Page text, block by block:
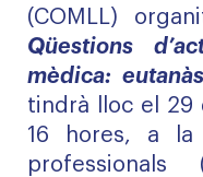
(COMLL)
Qüestions
mèdica:
tindrà lloc el 29
16 hores, a la